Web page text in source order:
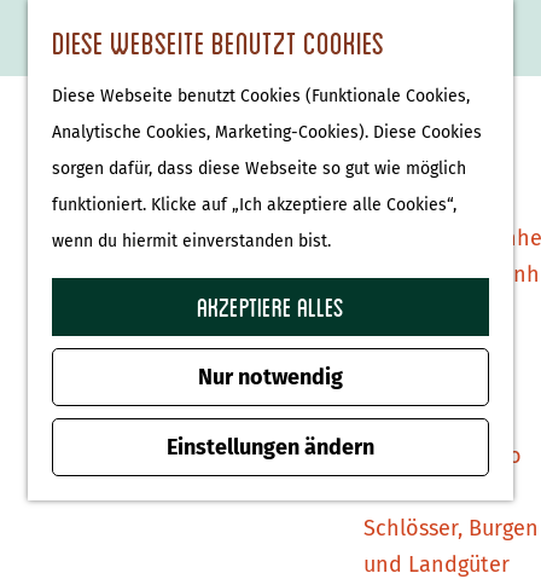
Diese Webseite benutzt Cookies
Diese Webseite benutzt Cookies (Funktionale Cookies,
Analytische Cookies, Marketing-Cookies). Diese Cookies
sorgen dafür, dass diese Webseite so gut wie möglich
funktioniert. Klicke auf „Ich akzeptiere alle Cookies“,
wenn du hiermit einverstanden bist.
Akzeptiere alles
Nur notwendig
Einstellungen ändern
G
F
v
o
r
i
t
K
r
t
e
S
c
h
e
n
e
n
ü
Attraktionen &
Museen
Museen
Tierparks
Affenpark
Burgers' Zoo
Harderwijk
Wellness
Therme Bussloo
Schlösser, Burgen
und Landgüter
c